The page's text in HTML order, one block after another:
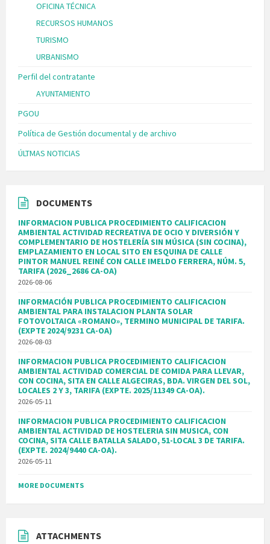
OFICINA TÉCNICA
RECURSOS HUMANOS
TURISMO
URBANISMO
Perfil del contratante
AYUNTAMIENTO
PGOU
Política de Gestión documental y de archivo
ÚLTMAS NOTICIAS
DOCUMENTS
INFORMACION PUBLICA PROCEDIMIENTO CALIFICACION
AMBIENTAL ACTIVIDAD RECREATIVA DE OCIO Y DIVERSIÓN Y
COMPLEMENTARIO DE HOSTELERÍA SIN MÚSICA (SIN COCINA),
EMPLAZAMIENTO EN LOCAL SITO EN ESQUINA DE CALLE
PINTOR MANUEL REINÉ CON CALLE IMELDO FERRERA, NÚM. 5,
TARIFA (2026_2686 CA-OA)
2026-08-06
INFORMACIÓN PUBLICA PROCEDIMIENTO CALIFICACION
AMBIENTAL PARA INSTALACION PLANTA SOLAR
FOTOVOLTAICA «ROMANO», TERMINO MUNICIPAL DE TARIFA.
(EXPTE 2024/9231 CA-OA)
2026-08-03
INFORMACION PUBLICA PROCEDIMIENTO CALIFICACION
AMBIENTAL ACTIVIDAD COMERCIAL DE COMIDA PARA LLEVAR,
CON COCINA, SITA EN CALLE ALGECIRAS, BDA. VIRGEN DEL SOL,
LOCALES 2 Y 3, TARIFA (EXPTE. 2025/11349 CA-OA).
2026-05-11
INFORMACION PUBLICA PROCEDIMIENTO CALIFICACION
AMBIENTAL ACTIVIDAD DE HOSTELERIA SIN MUSICA, CON
COCINA, SITA CALLE BATALLA SALADO, 51-LOCAL 3 DE TARIFA.
(EXPTE. 2024/9440 CA-OA).
2026-05-11
MORE DOCUMENTS
ATTACHMENTS